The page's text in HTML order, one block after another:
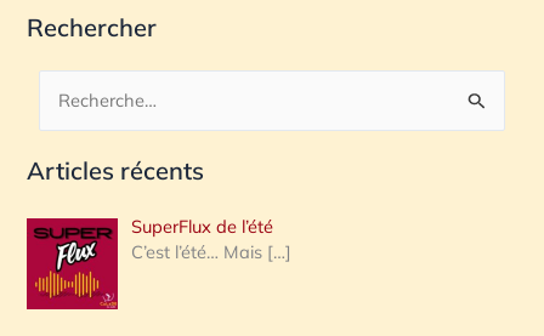
Rechercher
c
e
r
c
Articles récents
SuperFlux de l’été
C’est l’été… Mais […]